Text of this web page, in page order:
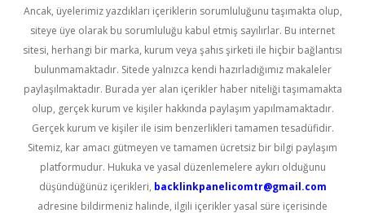
Ancak, üyelerimiz yazdıkları içeriklerin sorumluluğunu taşımakta olup,
siteye üye olarak bu sorumluluğu kabul etmiş sayılırlar. Bu internet
sitesi, herhangi bir marka, kurum veya şahıs şirketi ile hiçbir bağlantısı
bulunmamaktadır. Sitede yalnızca kendi hazırladığımız makaleler
paylaşılmaktadır. Burada yer alan içerikler haber niteliği taşımamakta
olup, gerçek kurum ve kişiler hakkında paylaşım yapılmamaktadır.
Gerçek kurum ve kişiler ile isim benzerlikleri tamamen tesadüfidir.
Sitemiz, kar amacı gütmeyen ve tamamen ücretsiz bir bilgi paylaşım
platformudur. Hukuka ve yasal düzenlemelere aykırı olduğunu
düşündüğünüz içerikleri, backlinkpanelicomtr@gmail.com
adresine bildirmeniz halinde, ilgili içerikler yasal süre içerisinde